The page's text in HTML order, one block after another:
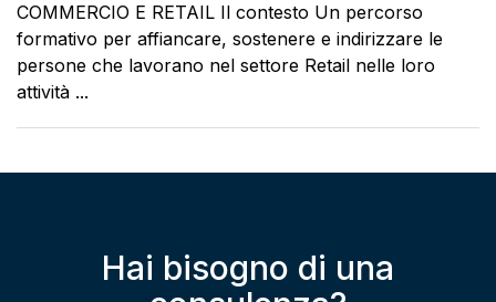
COMMERCIO E RETAIL Il contesto Un percorso
formativo per affiancare, sostenere e indirizzare le
persone che lavorano nel settore Retail nelle loro
attività ...
Hai bisogno di una